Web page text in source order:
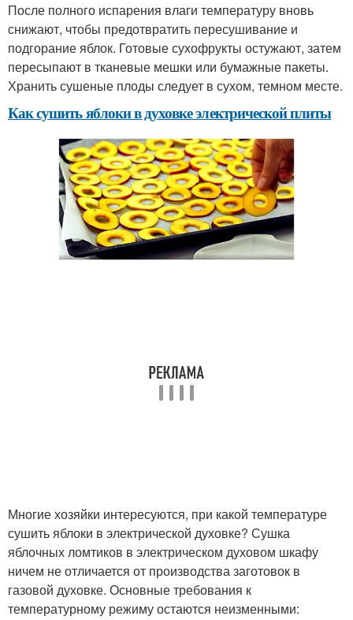
После полного испарения влаги температуру вновь
снижают, чтобы предотвратить пересушивание и
подгорание яблок. Готовые сухофрукты остужают, затем
пересыпают в тканевые мешки или бумажные пакеты.
Хранить сушеные плоды следует в сухом, темном месте.
Как сушить яблоки в духовке электрической плиты
Многие хозяйки интересуются, при какой температуре
сушить яблоки в электрической духовке? Сушка
яблочных ломтиков в электрическом духовом шкафу
ничем не отличается от производства заготовок в
газовой духовке. Основные требования к
температурному режиму остаются неизменными: